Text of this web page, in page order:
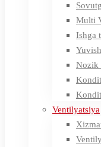
Multi
Ishga
Yuvish
Nozik
Ventilyatsiya